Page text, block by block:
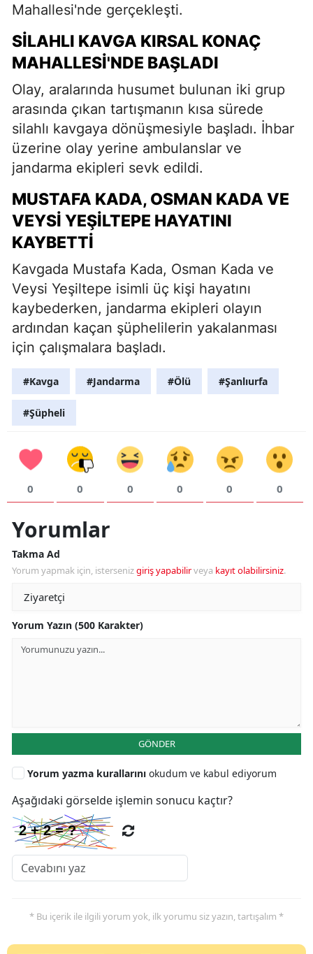
Mahallesi'nde gerçekleşti.
SILAHLI KAVGA KIRSAL KONAÇ
MAHALLESI'NDE BAŞLADI
Olay, aralarında husumet bulunan iki grup
arasında çıkan tartışmanın kısa sürede
silahlı kavgaya dönüşmesiyle başladı. İhbar
üzerine olay yerine ambulanslar ve
jandarma ekipleri sevk edildi.
MUSTAFA KADA, OSMAN KADA VE
VEYSI YEŞILTEPE HAYATINI
KAYBETTI
Kavgada Mustafa Kada, Osman Kada ve
Veysi Yeşiltepe isimli üç kişi hayatını
kaybederken, jandarma ekipleri olayın
ardından kaçan şüphelilerin yakalanması
için çalışmalara başladı.
#Kavga #Jandarma #Ölü #Şanlıurfa
#Şüpheli
0 0 0 0 0 0
Yorumlar
Takma Ad
Yorum yapmak için, istersenizgiriş yapabilirveya kayıt olabilirsiniz.
Yorum Yazın (500 Karakter)
GÖNDER
Yorum yazma kurallarını okudum ve kabul ediyorum
Aşağıdaki görselde işlemin sonucu kaçtır?
* Bu içerik ile ilgili yorum yok, ilk yorumu siz yazın, tartışalım *